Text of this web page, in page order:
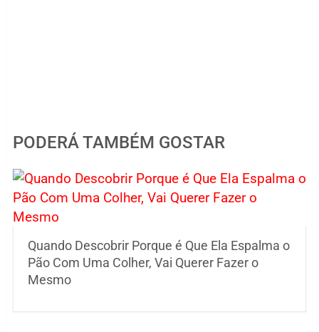
PODERÁ TAMBÉM GOSTAR
Quando Descobrir Porque é Que Ela Espalma o
Pão Com Uma Colher, Vai Querer Fazer o
Mesmo